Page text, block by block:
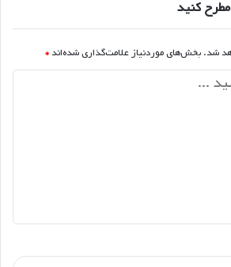
کنید
شد. بخش‌های موردنیاز علامت‌گذاری شده‌اند *